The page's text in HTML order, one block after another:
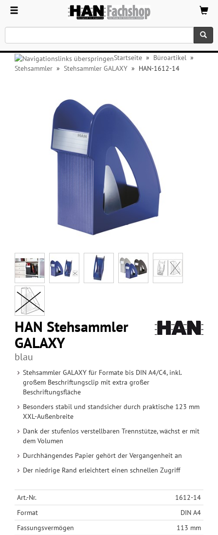
Startseite » Büroartikel »
Stehsammler » Stehsammler GALAXY » HAN-1612-14
HAN Stehsammler
GALAXY
blau
Stehsammler GALAXY für Formate bis DIN A4/C4, inkl.
großem Beschriftungsclip mit extra großer
Beschriftungsfläche
Besonders stabil und standsicher durch praktische 123 mm
XXL-Außenbreite
Dank der stufenlos verstellbaren Trennstütze, wächst er mit
dem Volumen
Durchhängendes Papier gehört der Vergangenheit an
Der niedrige Rand erleichtert einen schnellen Zugriff
Art.-Nr.
1612-14
Format
DIN A4
Fassungsvermögen
113 mm